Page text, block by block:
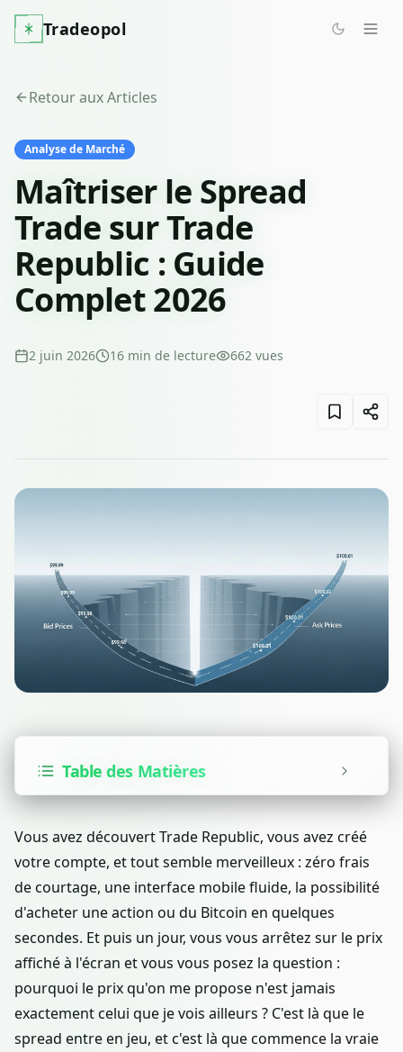
Tradeopol
Retour aux Articles
Analyse de Marché
Maîtriser le Spread
Trade sur Trade
Republic : Guide
Complet 2026
2 juin 2026 16 min de lecture 662 vues
Table des Matières
Vous avez découvert Trade Republic, vous avez créé
votre compte, et tout semble merveilleux : zéro frais
de courtage, une interface mobile fluide, la possibilité
d'acheter une action ou du Bitcoin en quelques
secondes. Et puis un jour, vous vous arrêtez sur le prix
affiché à l'écran et vous vous posez la question :
pourquoi le prix qu'on me propose n'est jamais
exactement celui que je vois ailleurs ? C'est là que le
spread entre en jeu, et c'est là que commence la vraie